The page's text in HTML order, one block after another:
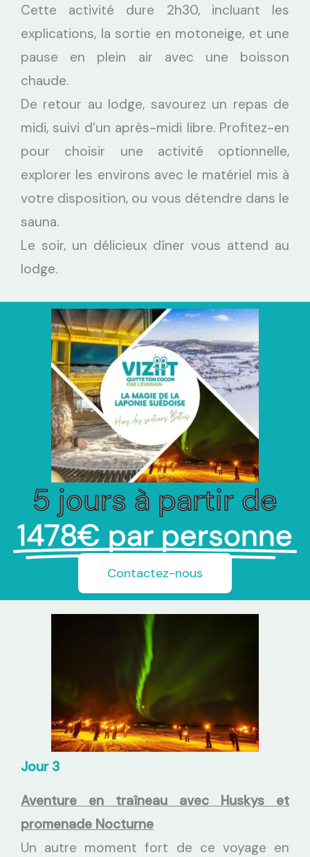
Cette activité dure 2h30, incluant les
explications, la sortie en motoneige, et une
pause en plein air avec une boisson
chaude.
De retour au lodge, savourez un repas de
midi, suivi d’un après-midi libre. Profitez-en
pour choisir une activité optionnelle,
explorer les environs avec le matériel mis à
votre disposition, ou vous détendre dans le
sauna.
Le soir, un délicieux dîner vous attend au
lodge.
5 jours à partir de
1478€ par personne
Contactez-nous
Jour 3
Aventure en traîneau avec Huskys et
promenade Nocturne
Un autre moment fort de ce voyage en